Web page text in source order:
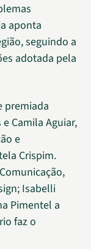
aponta
seguindo a
adotada pela
premiada
Camila Aguiar,
e
Crispim.
Isabelli
Pimentel a
faz o